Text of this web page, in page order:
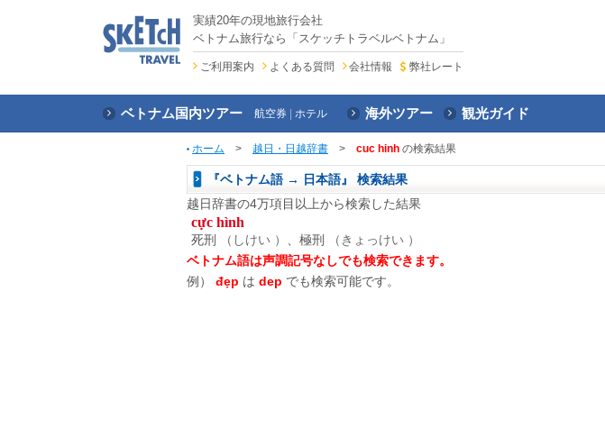
実績20年の現地旅行会社
ベトナム旅行なら「スケッチトラベルベトナム」
ご利用案内 よくある質問 会社情報 弊社レート
ベトナム国内ツアー 航空券 ホテル 海外ツアー 観光ガイド
ホーム > 越日・日越辞書 > cuc hinh の検索結果
『ベトナム語 → 日本語』 検索結果
越日辞書の4万項目以上から検索した結果
cực hình
死刑 （しけい ） 、極刑
（きょっけい ）
ベトナム語は声調記号なしでも検索できます。
例）
đẹp は dep でも検索可能です。